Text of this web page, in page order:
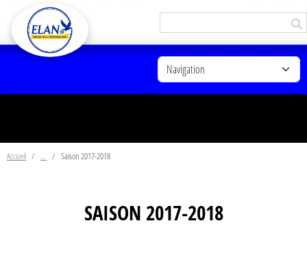
Accueil Saison 2017-2018
SAISON 2017-2018
Panneau de gestion des cookies